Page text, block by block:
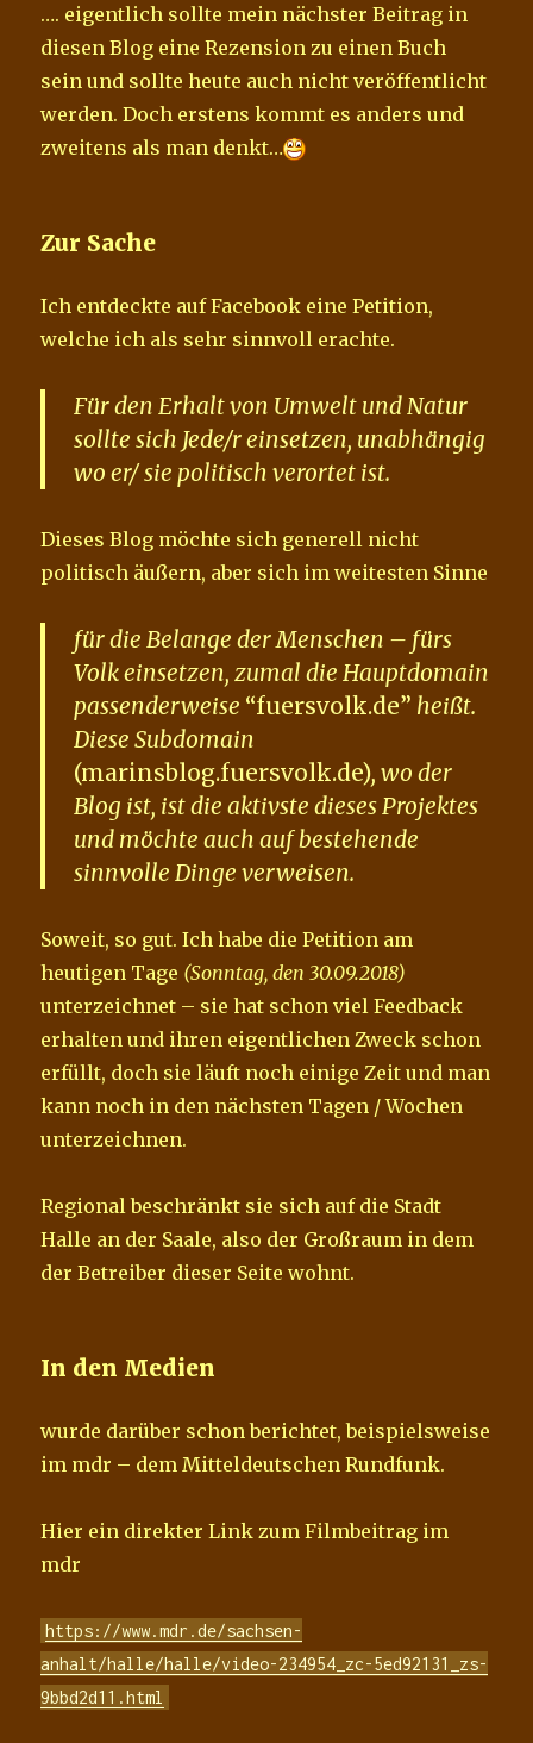
…. eigentlich sollte mein nächster Beitrag in
diesen Blog eine Rezension zu einen Buch
sein und sollte heute auch nicht veröffentlicht
werden. Doch erstens kommt es anders und
zweitens als man denkt…
Zur Sache
Ich entdeckte auf Facebook eine Petition,
welche ich als sehr sinnvoll erachte.
Für den Erhalt von Umwelt und Natur
sollte sich Jede/r einsetzen, unabhängig
wo er/ sie politisch verortet ist.
Dieses Blog möchte sich generell nicht
politisch äußern, aber sich im weitesten Sinne
für die Belange der Menschen – fürs
Volk einsetzen, zumal die Hauptdomain
passenderweise “fuersvolk.de” heißt.
Diese Subdomain
(marinsblog.fuersvolk.de), wo der
Blog ist, ist die aktivste dieses Projektes
und möchte auch auf bestehende
sinnvolle Dinge verweisen.
Soweit, so gut. Ich habe die Petition am
heutigen Tage (Sonntag, den 30.09.2018)
unterzeichnet – sie hat schon viel Feedback
erhalten und ihren eigentlichen Zweck schon
erfüllt, doch sie läuft noch einige Zeit und man
kann noch in den nächsten Tagen / Wochen
unterzeichnen.
Regional beschränkt sie sich auf die Stadt
Halle an der Saale, also der Großraum in dem
der Betreiber dieser Seite wohnt.
In den Medien
wurde darüber schon berichtet, beispielsweise
im mdr – dem Mitteldeutschen Rundfunk.
Hier ein direkter Link zum Filmbeitrag im
mdr
https://www.mdr.de/sachsen-
anhalt/halle/halle/video-234954_zc-5ed92131_zs-
9bbd2d11.html